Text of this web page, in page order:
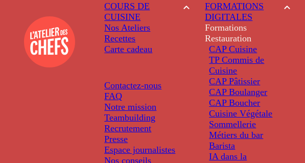
COURS DE
CUISINE
Nos Ateliers
Recettes
Carte cadeau
Contactez-nous
FAQ
Notre mission
Teambuilding
Recrutement
Presse
Espace journalistes
Nos conseils
FORMATIONS
DIGITALES
Formations
Restauration
CAP Cuisine
TP Commis de
Cuisine
CAP Pâtissier
CAP Boulanger
CAP Boucher
Cuisine Végétale
Sommellerie
Métiers du bar
Barista
IA dans la